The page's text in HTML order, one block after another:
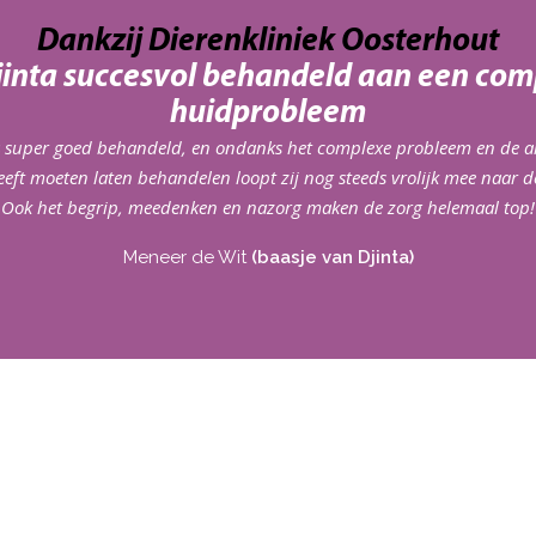
Dankzij Dierenkliniek Oosterhout
succesvol behandeld aan een
huidprobleem
goed behandeld, en ondanks het complexe probleem en de
moeten laten behandelen loopt zij nog steeds vrolijk mee naar
Ook het begrip, meedenken en nazorg maken de zorg helemaal top!
Meneer de Wit (baasje van Djinta)